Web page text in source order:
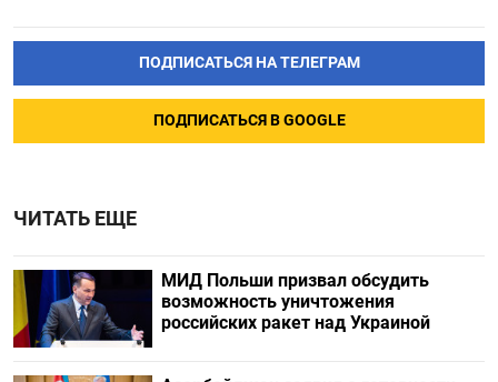
ПОДПИСАТЬСЯ НА ТЕЛЕГРАМ
ПОДПИСАТЬСЯ В GOOGLE
ЧИТАТЬ ЕЩЕ
МИД Польши призвал обсудить
возможность уничтожения
российских ракет над Украиной